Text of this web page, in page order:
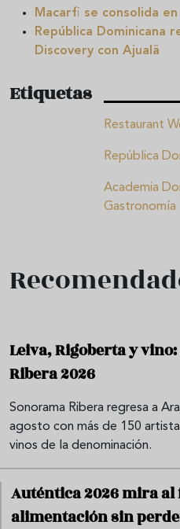
Macarfi se consolida
República Dominicana
Discovery con Ajualä
Etiquetas
Restaurant
República
Academia
Gastronomía
Leiva, Rigoberta y
Ribera 2026
Sonorama Ribera regresa a
agosto con más de 150
vinos de la denominación.
Auténtica 2026 mira
alimentación sin